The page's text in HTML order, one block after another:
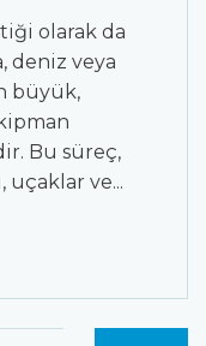
olarak da
deniz veya
büyük,
Bu süreç,
ve...